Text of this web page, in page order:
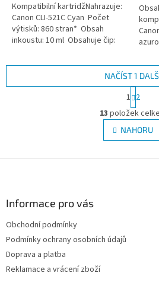
Kompatibilní kartridžNahrazuje:
Canon CLI-521C Cyan Počet
výtisků: 860 stran* Obsah
inkoustu: 10 ml Obsahuje čip:
O
v
l
á
NAČÍST 1
t
r
á
n
k
v
1 2
13 položek
NAHORU
Informace pro vás
Obchodní podmínky
Podmínky ochrany osobních údajů
Doprava a platba
Reklamace a vrácení zboží